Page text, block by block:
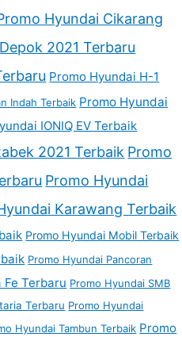
Hyundai Cikarang
2021 Terbaru
Promo Hyundai H-1
Indah Terbaik Promo Hyundai
IONIQ EV Terbaik
2021 Terbaik Promo
Promo Hyundai
Karawang Terbaik
Promo Hyundai Mobil Terbaik
Promo Hyundai Pancoran
Fe Terbaru Promo Hyundai SMB
Terbaru Promo Hyundai
Hyundai Tambun Terbaik Promo